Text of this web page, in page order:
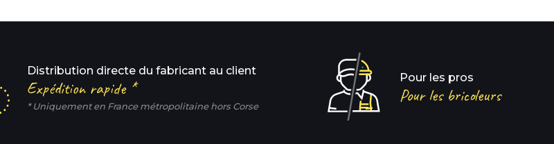
Distribution directe du fabricant au client
Expédition rapide *
* Uniquement en France métropolitaine hors Corse
Pour les pros
Pour les bricoleurs